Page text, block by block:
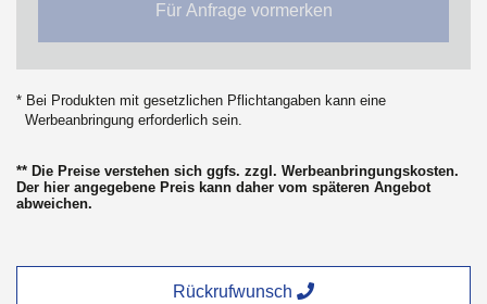
Für Anfrage vormerken
* Bei Produkten mit gesetzlichen Pflichtangaben kann eine
Werbeanbringung erforderlich sein.
** Die Preise verstehen sich ggfs. zzgl. Werbeanbringungskosten.
Der hier angegebene Preis kann daher vom späteren Angebot
abweichen.
Rückrufwunsch